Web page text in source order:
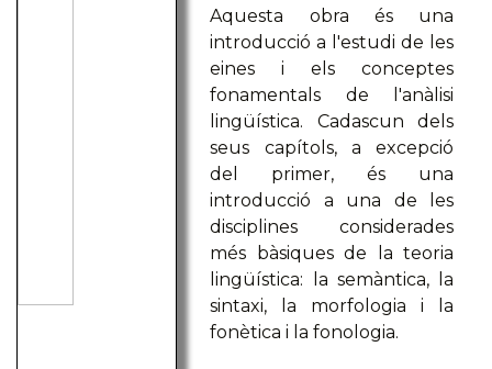
Aquesta obra és una
introducció a l'estudi de les
eines i els conceptes
fonamentals de l'anàlisi
lingüística. Cadascun dels
seus capítols, a excepció
del primer, és una
introducció a una de les
disciplines considerades
més bàsiques de la teoria
lingüística: la semàntica, la
sintaxi, la morfologia i la
fonètica i la fonologia.